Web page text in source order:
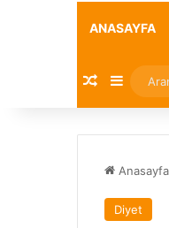
ANASAYFA
Rastgele
Kenar
Anasayfa
Diyet